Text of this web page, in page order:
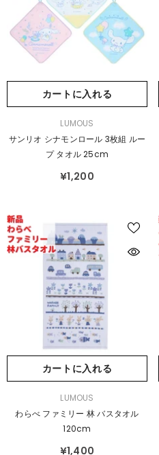
カートに入れる
売
LUMOUS
サンリオ シナモンロール 3枚組 ルー
プ タオル 25cm
¥1,200
カートに入れる
LUMOUS
わらべ ファミリー 林 バスタオル
120cm
¥1,400